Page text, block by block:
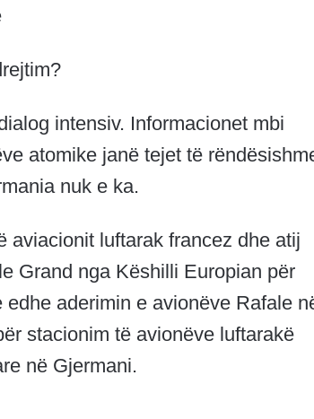
intensiv. Informacionet mbi
atomike janë tejet të
nuk e ka.
aviacionit luftarak francez dhe atij
Grand nga Këshilli Europian për
aderimin e avionëve Rafale
stacionim të avionëve luftarakë
në Gjermani.